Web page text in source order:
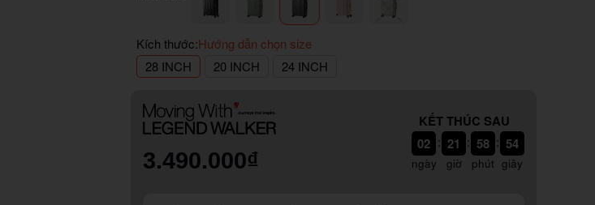
Kích thước:Hướng dẫn chọn size
28 INCH
20 INCH 24 INCH
3.490.000₫
KẾT THÚC SAU
02
ngày
: 21
giờ
: 58
phút
: 52
giây